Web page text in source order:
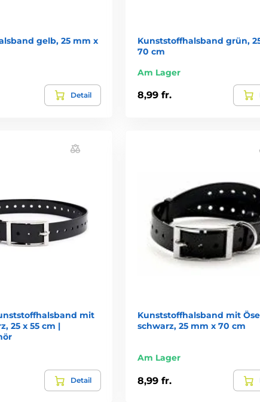
gelb, 25 mm x
Detail
Kunststoffhalsband grün,
70 cm
Am Lager
8,99 fr.
mit
25 x 55 cm |
Detail
Kunststoffhalsband mit Öse
schwarz, 25 mm x 70 cm
Am Lager
8,99 fr.